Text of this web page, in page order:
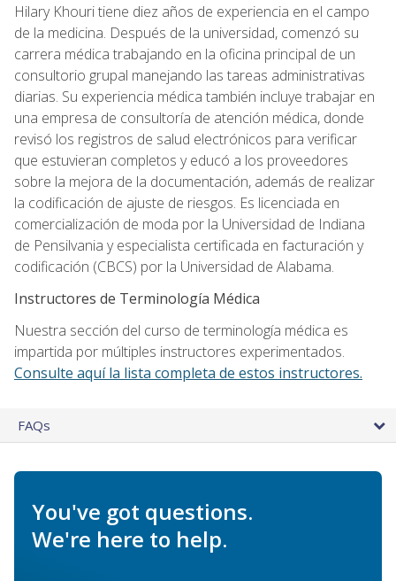
Hilary Khouri tiene diez años de experiencia en el campo
de la medicina. Después de la universidad, comenzó su
carrera médica trabajando en la oficina principal de un
consultorio grupal manejando las tareas administrativas
diarias. Su experiencia médica también incluye trabajar en
una empresa de consultoría de atención médica, donde
revisó los registros de salud electrónicos para verificar
que estuvieran completos y educó a los proveedores
sobre la mejora de la documentación, además de realizar
la codificación de ajuste de riesgos. Es licenciada en
comercialización de moda por la Universidad de Indiana
de Pensilvania y especialista certificada en facturación y
codificación (CBCS) por la Universidad de Alabama.
Instructores de Terminología Médica
Nuestra sección del curso de terminología médica es
impartida por múltiples instructores experimentados.
Consulte aquí la lista completa de estos instructores.
FAQs
You've got questions.
We're here to help.